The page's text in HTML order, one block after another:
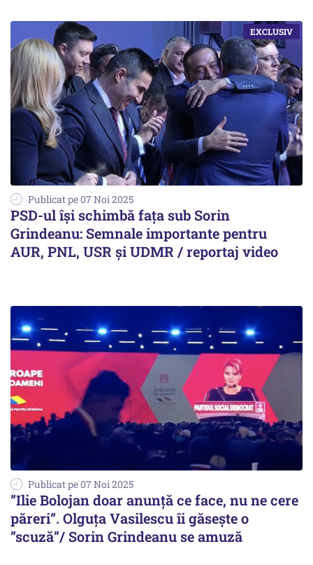
Publicat pe 07 Noi 2025
PSD-ul își schimbă fața sub Sorin
Grindeanu: Semnale importante pentru
AUR, PNL, USR și UDMR / reportaj video
Publicat pe 07 Noi 2025
”Ilie Bolojan doar anunță ce face, nu ne cere
păreri”. Olguța Vasilescu îi găsește o
”scuză”/ Sorin Grindeanu se amuză